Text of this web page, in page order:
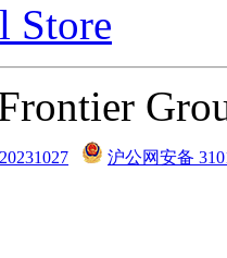
Store
沪公网安备